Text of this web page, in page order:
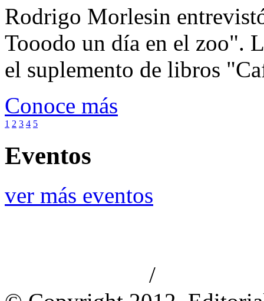
Rodrigo Morlesin
Tooodo un día en el zoo".
el suplemento de libros
Conoce más
1 2 3 4 5
Eventos
ver más eventos
/